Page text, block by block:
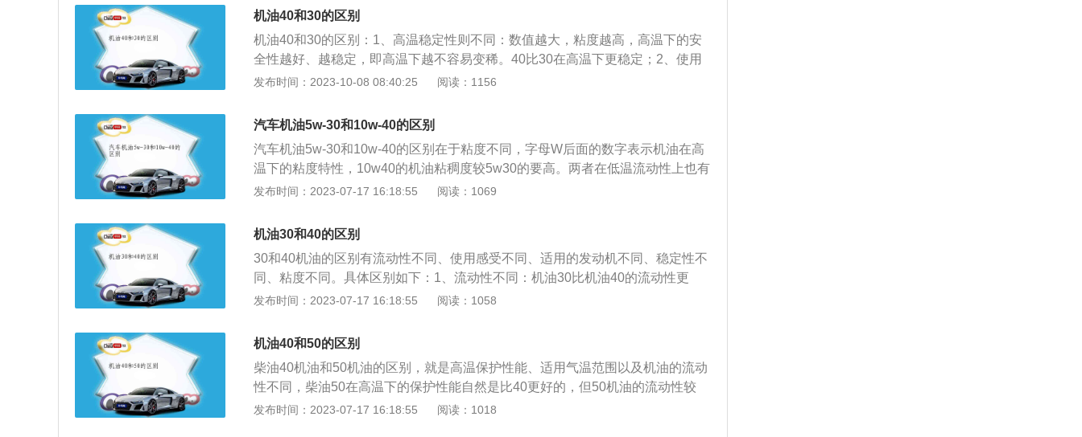
择。首先，看W前面的数字，0W和5W，0W可适用的最低温度为零下35℃，而5
W机油则只能在零下30℃以上的环境中使用，0W机油比5W机油要更加耐寒，低
温流动性更好。其次，W后面的数字，40比30的粘度要大，高温保护性能更好，
更能防止各零部件间的摩擦，静音效果较好，但其流动性较差，会造成阻力更
大，油耗增加，动力不足等等。综合上述，0W40和5W30的区别是适应气温不同
30℃。2.粘度不同：5W30机油粘度是相对比较低的，具有优异的机油流动性，对
汽车的燃油经济性是有很大帮助的。但与此同时，也会导致机油的保护性能不
足，而粘度较高的0W40机油，正是可以弥补30机油的缺点。不仅可以承受更高
密封性能。对于0W40和5W30的选择，首先可根据当地的气温条件进行选择，其
动机内部间隙较大的德系车等则可用0W40该型号的机油，反则，对高温粘度要
求不大的，则可以适用5W30该型号的机油。
机油40和30的区别
机油40和30的区别：1、高温稳定性则不同：数值越大，粘度越高，高温下的安
全性越好、越稳定，即高温下越不容易变稀。40比30在高温下更稳定；2、使用
对象不同：40的粘度比30的高，更适合旧车。30更能降低油耗，使发动机更快更
机油比40机油的流动性更好，更能降低油耗（燃油），给发动机更快地散热；
4、发动机噪音不同：对于车况老旧的汽车，使用30机油比40机油发动机噪音稍
大；5、机油消耗量不同：对于严格要求使用40机油的发动机，若使用了30机
油，有可能出现比正常机油消耗量更大的情况；6、稳定性不同：40机油比30机
油在发动机特别高温的状态下具有更好的油品稳定性。以下是机油的相关介绍：
字越小说明机油的低温流动性越好，代表可供使用的环境温度越低，在冷启动时
对发动机的保护能力越好。2、机油分级使用两个字母组合表示。“S”开头系列代
表汽油发动机用油，一般规格依次由SA至SN（按字母顺序，但其中没有SI），
的添加剂。
发布时间：2023-10-08 08:40:25 阅读：1156
汽车机油5w-30和10w-40的区别
汽车机油5w-30和10w-40的区别在于粘度不同，字母W后面的数字表示机油在高
温下的粘度特性，10w40的机油粘稠度较5w30的要高。两者在低温流动性上也有
区别，5w开头的机油低温流动性更好，可以用于气温更低的地区。5w30与10w4
粘度较高。高粘度的机油，可能更适合高速行驶或重载的车辆。以5w开头的机油
可以应对零下30摄氏度以上环境，10w只能用于零下25摄氏度以上环境。如果在
北方，冬季气温比较低，能够达到零下几十度，那么建议使用5w30型号的机油，
要知道发动机出现故障，大部分时候都是在冷启动时，外界温度本来就特别低，
那么选择低温流动性更好的机油，无疑能帮助机器更好地进入最佳工作状态。如
发布时间：2023-07-17 16:18:55 阅读：1069
机油30和40的区别
30和40机油的区别有流动性不同、使用感受不同、适用的发动机不同、稳定性不
同、粘度不同。具体区别如下：1、流动性不同：机油30比机油40的流动性更
好，更能降低油耗（燃油），给发动机更快地散热。2、使用感受不同：对于车
发动机不同：对于严格要求使用机油40的发动机，若使用了机油30，有可能出现
比正常机油消耗量更大的情况。4、稳定性不同：机油40比机油30在发动机特别
高温的状态下具有更好的油品稳定性。5、粘度不同：30机油的粘度要比40机油
的粘度更低。汽车机油分类：汽车机油的具体分类为夏季用油4种，冬季用油6
种，冬夏通用油16种。其中夏季用油牌号分别为：20、30、40、50，数字越大
发布时间：2023-07-17 16:18:55 阅读：1058
机油40和50的区别
柴油40机油和50机油的区别，就是高温保护性能、适用气温范围以及机油的流动
性不同，柴油50在高温下的保护性能自然是比40更好的，但50机油的流动性较
差。其次，由于柴油50比40的机油粘度更高，不仅可以承受更高的压力，而且还
发布时间：2023-07-17 16:18:55 阅读：1018